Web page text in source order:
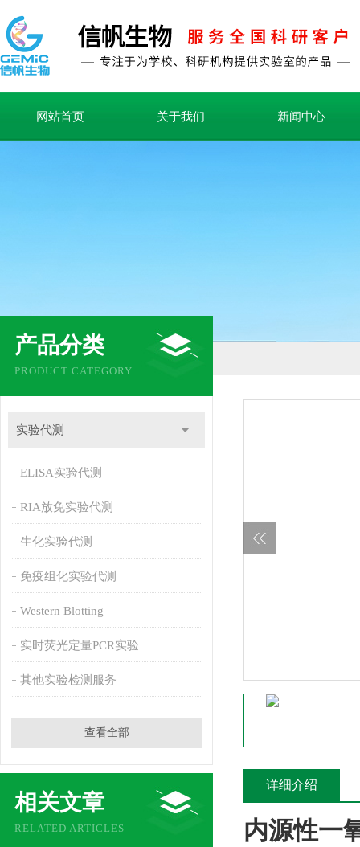
网站首页 关于我们 新闻中心
产品分类
PRODUCT CATEGORY
实验代测
ELISA实验代测
RIA放免实验代测
生化实验代测
免疫组化实验代测
Western Blotting
实时荧光定量PCR实验
其他实验检测服务
查看全部
相关文章
RELATED ARTICLES
详细介绍
内源性一